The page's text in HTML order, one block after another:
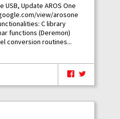
USB, Update AROS One
view/arosone
C library
functions (Deremon)
conversion routines...